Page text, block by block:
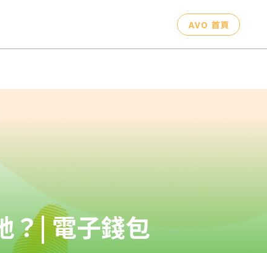
AVO 首頁
？| 電子錢包